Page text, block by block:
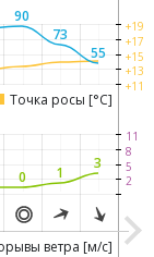
90
73
55
0 1
3
+19
+17
+15
+13
+11
Точка росы [°C]
11
8
5
2
ветра [м/с]